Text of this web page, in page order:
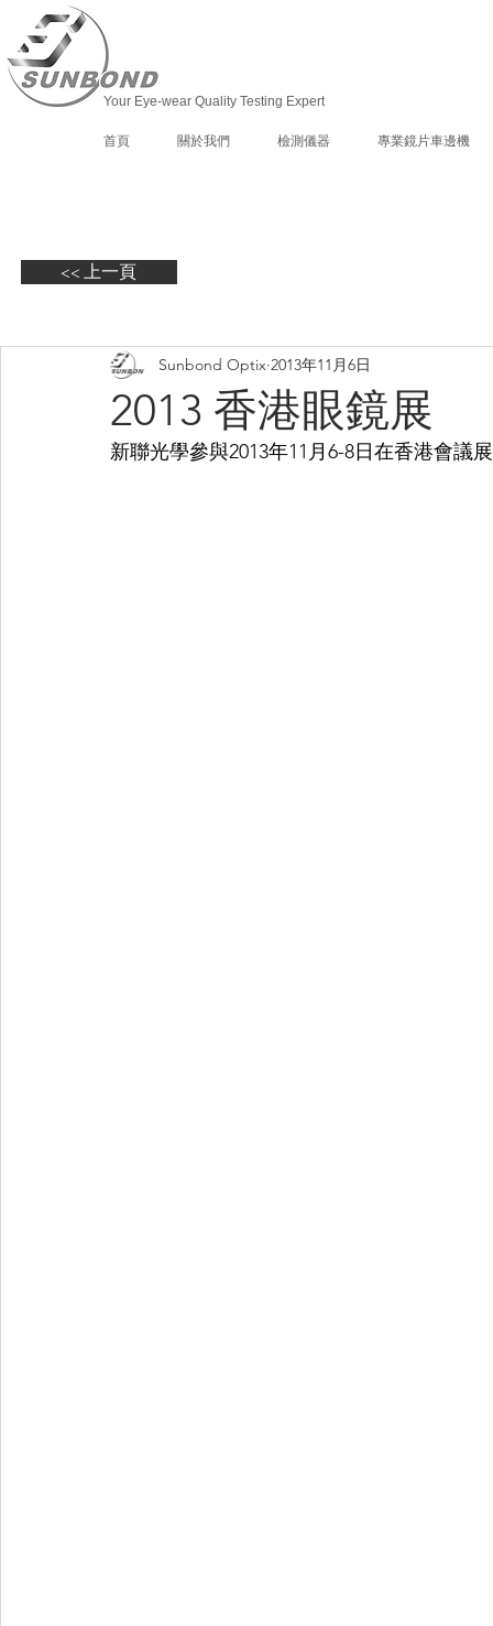
Your Eye-wear Quality Testing Expert
首頁 關於我們 檢測儀器 專業鏡片車邊機
2013 香港眼鏡展
Sunbond Optix 2013年11月6日
新聯光學參與2013年11月6-8日在香港會議
<< 上一頁